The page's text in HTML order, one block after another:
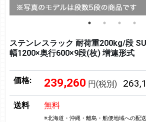
ステンレスラック 耐荷重200kg/段
幅1200×奥行600×9段(枚) 増連形式
価格: 239,260 円(税別)
送料 無料
※北海道・沖縄・離島・船便地域への配